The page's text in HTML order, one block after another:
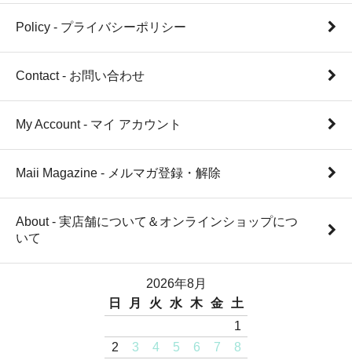
Policy - プライバシーポリシー
Contact - お問い合わせ
My Account - マイ アカウント
Maii Magazine - メルマガ登録・解除
About - 実店舗について＆オンラインショップにつ
いて
2026年8月
日
月 火 水 木 金
土
1
2
3 4 5 6 7
8